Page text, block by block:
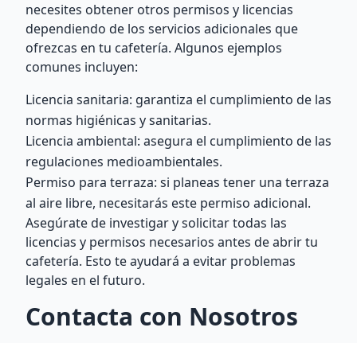
necesites obtener otros permisos y licencias
dependiendo de los servicios adicionales que
ofrezcas en tu cafetería. Algunos ejemplos
comunes incluyen:
Licencia sanitaria: garantiza el cumplimiento de las
normas higiénicas y sanitarias.
Licencia ambiental: asegura el cumplimiento de las
regulaciones medioambientales.
Permiso para terraza: si planeas tener una terraza
al aire libre, necesitarás este permiso adicional.
Asegúrate de investigar y solicitar todas las
licencias y permisos necesarios antes de abrir tu
cafetería. Esto te ayudará a evitar problemas
legales en el futuro.
Contacta con Nosotros